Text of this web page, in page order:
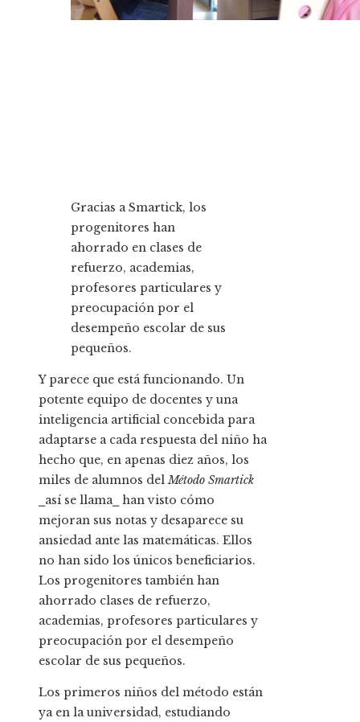
Gracias a Smartick, los
progenitores han
ahorrado en clases de
refuerzo, academias,
profesores particulares y
preocupación por el
desempeño escolar de sus
pequeños.
Y parece que está funcionando. Un
potente equipo de docentes y una
inteligencia artificial concebida para
adaptarse a cada respuesta del niño ha
hecho que, en apenas diez años, los
miles de alumnos delMétodo Smartick
⎯así se llama⎯ han visto cómo
mejoran sus notas y desaparece su
ansiedad ante las matemáticas. Ellos
no han sido los únicos beneficiarios.
Los progenitores también han
ahorrado clases de refuerzo,
academias, profesores particulares y
preocupación por el desempeño
escolar de sus pequeños.
Los primeros niños del método están
ya en la universidad, estudiando